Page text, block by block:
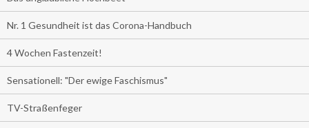
Nr. 1 Gesundheit ist das Corona-Handbuch
4 Wochen Fastenzeit!
Sensationell: "Der ewige Faschismus"
TV-Straßenfeger